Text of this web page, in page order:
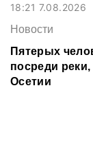
18:21 7.08.2026
Новости
Пятерых
посреди
Осетии